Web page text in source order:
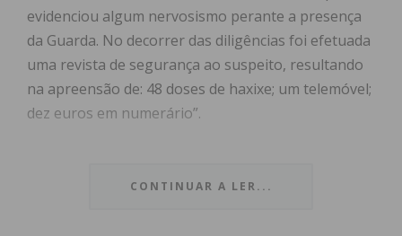
evidenciou algum nervosismo perante a presença
da Guarda. No decorrer das diligências foi efetuada
uma revista de segurança ao suspeito, resultando
na apreensão de: 48 doses de haxixe; um telemóvel;
dez euros em numerário”.
comunicados ao Tribunal Judicial de Paredes.
CONTINUAR A LER...